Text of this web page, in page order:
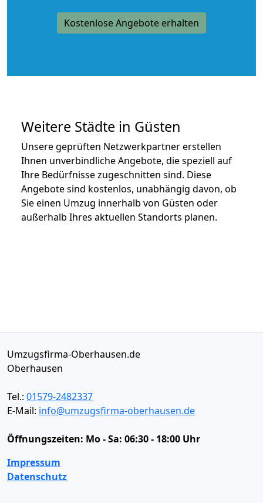
Kostenlose Angebote erhalten
Weitere Städte in Güsten
Unsere geprüften Netzwerkpartner erstellen
Ihnen unverbindliche Angebote, die speziell auf
Ihre Bedürfnisse zugeschnitten sind. Diese
Angebote sind kostenlos, unabhängig davon, ob
Sie einen Umzug innerhalb von Güsten oder
außerhalb Ihres aktuellen Standorts planen.
Umzugsfirma-Oberhausen.de
Oberhausen
Tel.: 01579-2482337
E-Mail: info@umzugsfirma-oberhausen.de
Öffnungszeiten: Mo - Sa: 06:30 - 18:00 Uhr
Impressum
Datenschutz